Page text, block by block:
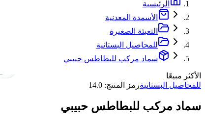
الرئيسية
الأسمدة المعدنية
التعبئة الصغيرة
للمحاصيل البستانية
سماد مركب للبطاطس حبيبي
الأكثر مبيعًا
للمحاصيل البستانيةرمز المنتج:
14.0
سماد مركب للبطاطس حبيبي